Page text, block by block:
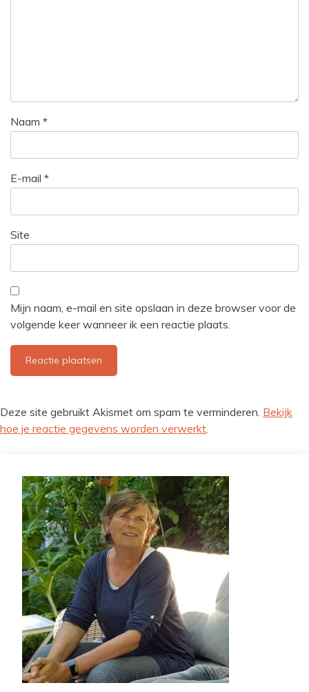
Naam *
E-mail *
Site
Mijn naam, e-mail en site opslaan in deze browser voor de
volgende keer wanneer ik een reactie plaats.
Deze site gebruikt Akismet om spam te verminderen. Bekijk
hoe je reactie gegevens worden verwerkt